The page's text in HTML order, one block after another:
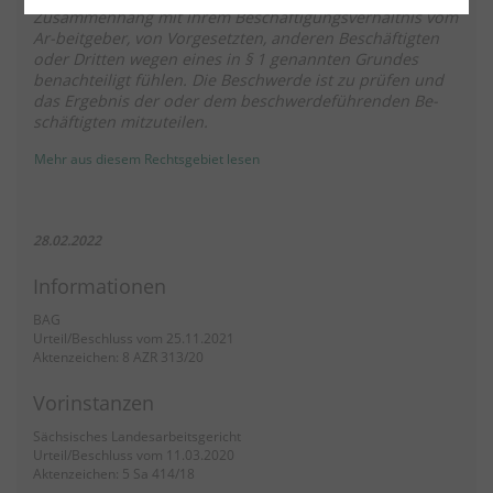
Zusammenhang mit ihrem Beschäftigungsverhältnis vom
Ar-beitgeber, von Vorgesetzten, anderen Beschäftigten
oder Dritten wegen eines in § 1 genannten Grundes
benachteiligt fühlen. Die Beschwerde ist zu prüfen und
das Ergebnis der oder dem beschwerdeführenden Be-
schäftigten mitzuteilen.
Mehr aus diesem Rechtsgebiet lesen
28.02.2022
Informationen
BAG
Urteil/Beschluss vom 25.11.2021
Aktenzeichen: 8 AZR 313/20
Vorinstanzen
Sächsisches Landesarbeitsgericht
Urteil/Beschluss vom 11.03.2020
Aktenzeichen: 5 Sa 414/18